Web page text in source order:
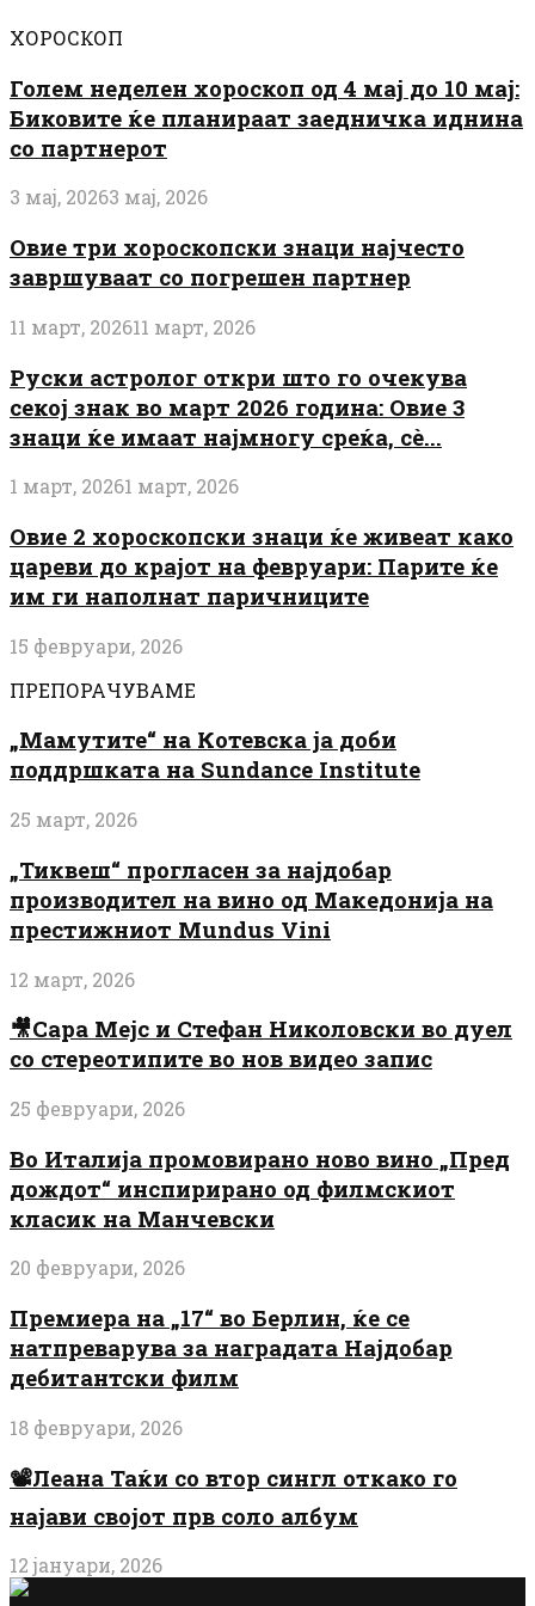
ХОРОСКОП
Голем неделен хороскоп од 4 мај до 10 мај:
Биковите ќе планираат заедничка иднина
со партнерот
3 мај, 20263 мај, 2026
Овие три хороскопски знаци најчесто
завршуваат со погрешен партнер
11 март, 202611 март, 2026
Руски астролог откри што го очекува
секој знак во март 2026 година: Овие 3
знаци ќе имаат најмногу среќа, сè...
1 март, 20261 март, 2026
Овие 2 хороскопски знаци ќе живеат како
цареви до крајот на февруари: Парите ќе
им ги наполнат паричниците
15 февруари, 2026
ПРЕПОРАЧУВАМЕ
„Мамутите“ на Котевска ја доби
поддршката на Sundance Institute
25 март, 2026
„Тиквеш“ прогласен за најдобар
производител на вино од Македонија на
престижниот Mundus Vini
12 март, 2026
🎥Сара Мејс и Стефан Николовски во дуел
со стереотипите во нов видео запис
25 февруари, 2026
Во Италија промовирано ново вино „Пред
дождот“ инспирирано од филмскиот
класик на Манчевски
20 февруари, 2026
Премиера на „17“ во Берлин, ќе се
натпреварува за наградата Најдобар
дебитантски филм
18 февруари, 2026
📽️Леана Таќи со втор сингл откако го
најави својот прв соло албум
12 јануари, 2026